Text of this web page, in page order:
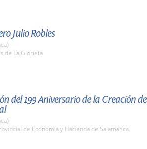
Julio Robles
de La Glorieta
del 199 Aniversario de la Creación de
de Economía y Hacienda de Salamanca.